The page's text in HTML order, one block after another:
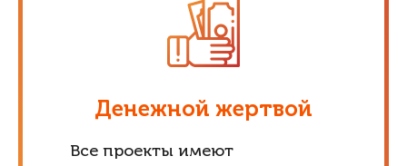
Денежной жертвой
Все проекты имеют